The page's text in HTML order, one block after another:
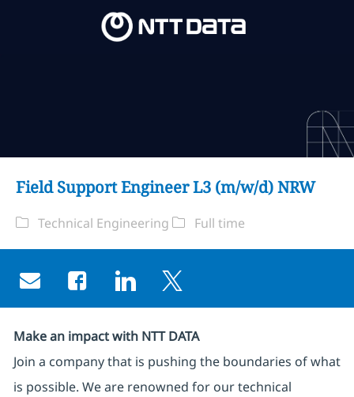
Field Support Engineer L3 (m/w/d) NRW
Kategorie
Technical Engineering
Jobtyp
Full time
Share via email
Share via Facebook
Share via LinkedIn
Share via twitter
Make an impact with NTT DATA
Join a company that is pushing the boundaries of what
is possible. We are renowned for our technical